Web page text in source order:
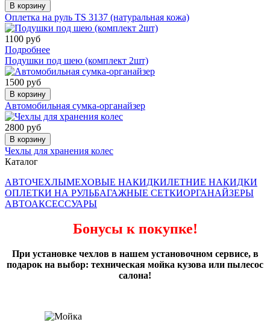
В корзину
Оплетка на руль TS 3137 (натуральная кожа)
1100 руб
Подробнее
Подушки под шею (комплект 2шт)
1500 руб
В корзину
Автомобильная сумка-органайзер
2800 руб
В корзину
Чехлы для хранения колес
Каталог
АВТОЧЕХЛЫМЕХОВЫЕ НАКИДКИЛЕТНИЕ НАКИДКИ
ОПЛЕТКИ НА РУЛЬБАГАЖНЫЕ СЕТКИОРГАНАЙЗЕРЫ
АВТОАКСЕССУАРЫ
Бонусы к покупке!
При установке чехлов в нашем установочном сервисе, в
подарок на выбор: техническая мойка кузова или пылесос
салона!